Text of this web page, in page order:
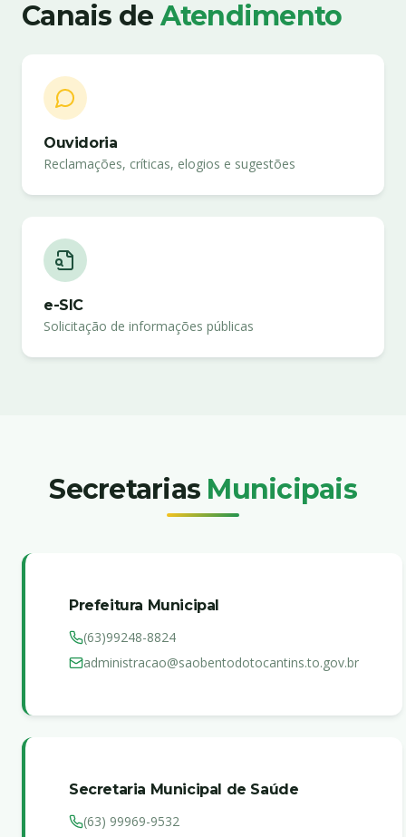
Canais de Atendimento
Ouvidoria
Reclamações, críticas, elogios e sugestões
e-SIC
Solicitação de informações públicas
Secretarias Municipais
Prefeitura Municipal
(63)99248-8824
administracao@saobentodotocantins.to.gov.br
Secretaria Municipal de Saúde
(63) 99969-9532